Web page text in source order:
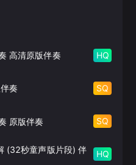
高清原版伴奏 HQ
奏 SQ
原版伴奏 SQ
(32秒童声版片段) 伴
HQ